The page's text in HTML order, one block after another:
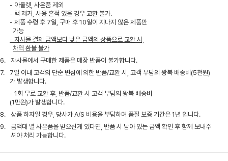
- 아울렛, 사은품 제외
- 택 제거, 사용 흔적 있을 경우 교환 불가.
- 제품 수령 후 7일, 구매 후 10일이 지나지 않은 제품만
가능
- 자사몰 결제 금액보다 낮은 금액의 상품으로 교환 시,
차액 환불 불가
6.
자사몰에서 구매한 제품은 매장 반품이 불가합니다.
7.
7일 이내 고객의 단순 변심에 의한 반품/교환 시, 고객 부담의 왕복 배송비(5천원)
가 발생합니다.
- 1회 무료 교환 후, 반품/교환 시 고객 부담의 왕복 배송비
(1만원)가 발생합니다.
8.
상품 하자일 경우, 당사가 A/S 비용을 부담하며 품질 보증 기간은 1년 입니다.
9.
금액대 별 사은품을 받으신게 있다면, 반품 시 남아 있는 금액 확인 후 함께 보내주
셔야 처리 가능합니다.